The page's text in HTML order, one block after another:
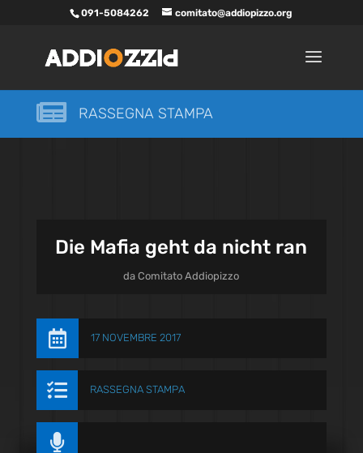
091-5084262 comitato@addiopizzo.org
 RASSEGNA STAMPA
Die Mafia geht da nicht ran
daComitato Addiopizzo
 17 NOVEMBRE 2017
 RASSEGNA STAMPA
